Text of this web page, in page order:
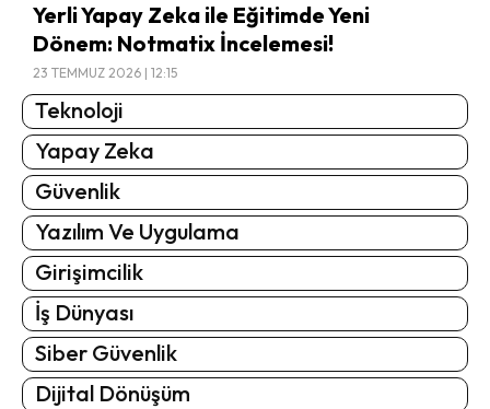
Yerli Yapay Zeka ile Eğitimde Yeni
Dönem: Notmatix İncelemesi!
23 TEMMUZ 2026 | 12:15
Teknoloji
Yapay Zeka
Güvenlik
Yazılım Ve Uygulama
Girişimcilik
İş Dünyası
Siber Güvenlik
Dijital Dönüşüm